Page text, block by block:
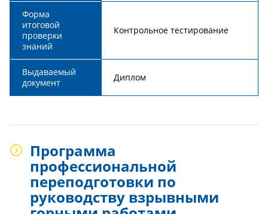
Форма
итоговой
проверки
знаний
Контрольное тестирование
Выдаваемый
документ
Диплом
Программа
профессиональной
переподготовки по
руководству взрывными